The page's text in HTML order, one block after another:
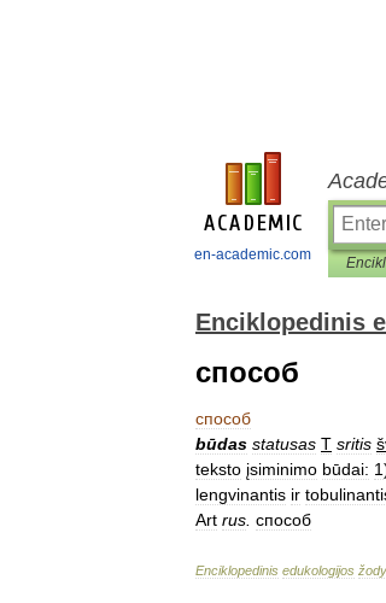
en-academic.com
Enciklopedinis
способ
способ
būdas statusas T sritis
teksto įsiminimo būdai: 1
lengvinantis ir
Art rus способ
Enciklopedinis edukologijos